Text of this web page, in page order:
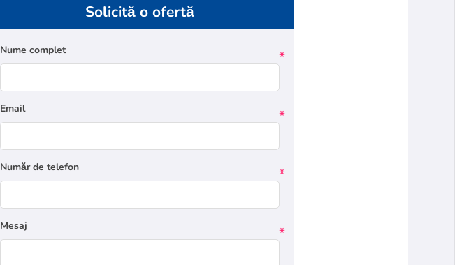
Solicită o ofertă
Nume complet *
Email *
Număr de telefon *
Mesaj *